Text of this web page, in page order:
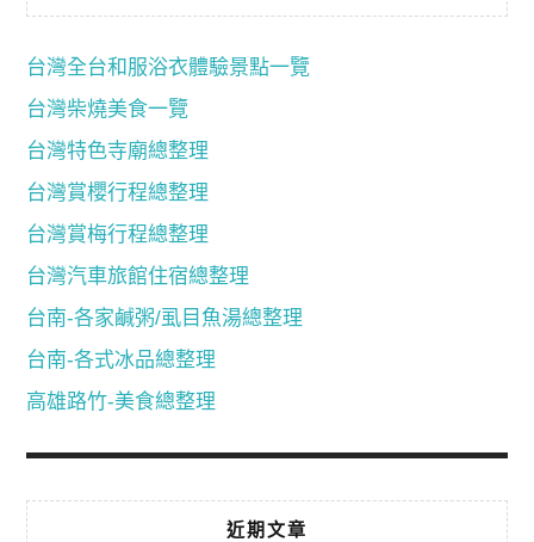
台灣全台和服浴衣體驗景點一覽
台灣柴燒美食一覽
台灣特色寺廟總整理
台灣賞櫻行程總整理
台灣賞梅行程總整理
台灣汽車旅館住宿總整理
台南-各家鹹粥/虱目魚湯總整理
台南-各式冰品總整理
高雄路竹-美食總整理
近期文章